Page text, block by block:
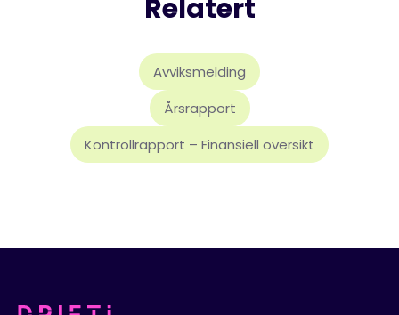
Relatert
Avviksmelding
Årsrapport
Kontrollrapport – Finansiell oversikt